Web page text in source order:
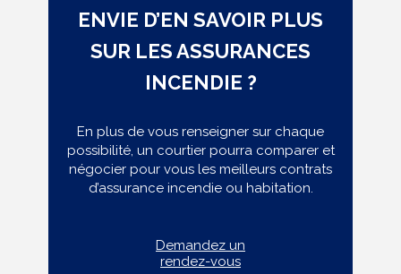
ENVIE D’EN SAVOIR PLUS
SUR LES ASSURANCES
INCENDIE ?
En plus de vous renseigner sur chaque
possibilité, un courtier pourra comparer et
négocier pour vous les meilleurs contrats
d’assurance incendie ou habitation.
Demandez un
rendez-vous